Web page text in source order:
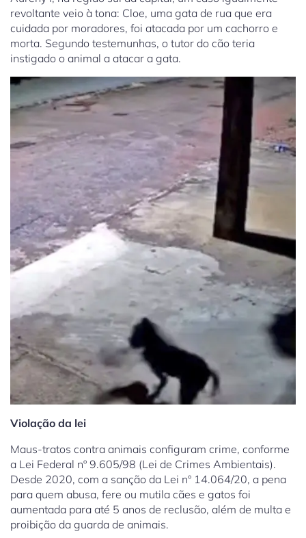
revoltante veio à tona: Cloe, uma gata de rua que era
cuidada por moradores, foi atacada por um cachorro e
morta. Segundo testemunhas, o tutor do cão teria
instigado o animal a atacar a gata.
Violação da lei
Maus-tratos contra animais configuram crime, conforme
a Lei Federal nº 9.605/98 (Lei de Crimes Ambientais).
Desde 2020, com a sanção da Lei nº 14.064/20, a pena
para quem abusa, fere ou mutila cães e gatos foi
aumentada para até 5 anos de reclusão, além de multa e
proibição da guarda de animais.